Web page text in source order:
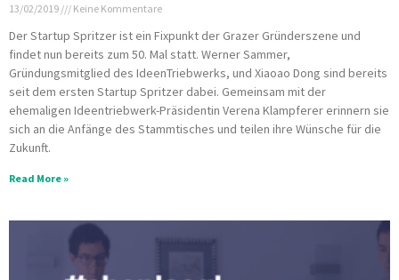
13/02/2019 Keine Kommentare
Der Startup Spritzer ist ein Fixpunkt der Grazer Gründerszene und
findet nun bereits zum 50. Mal statt. Werner Sammer,
Gründungsmitglied des IdeenTriebwerks, und Xiaoao Dong sind bereits
seit dem ersten Startup Spritzer dabei. Gemeinsam mit der
ehemaligen Ideentriebwerk-Präsidentin Verena Klampferer erinnern sie
sich an die Anfänge des Stammtisches und teilen ihre Wünsche für die
Zukunft.
Read More »